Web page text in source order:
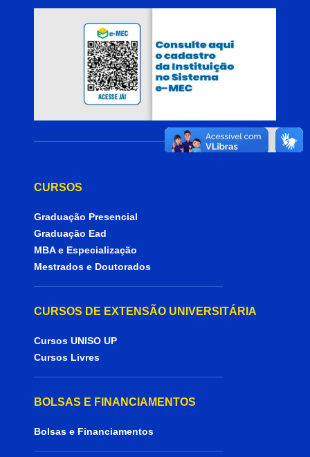
CURSOS
Graduação Presencial
Graduação Ead
MBA e Especialização
Mestrados e Doutorados
CURSOS DE EXTENSÃO UNIVERSITÁRIA
Cursos UNISO UP
Cursos Livres
BOLSAS E FINANCIAMENTOS
Bolsas e Financiamentos